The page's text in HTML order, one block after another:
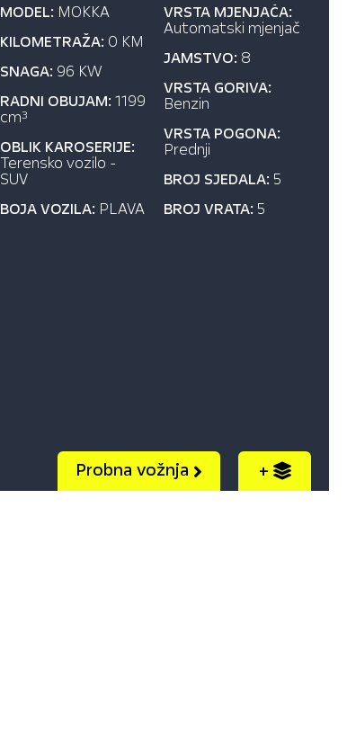
MODEL: MOKKA
KILOMETRAŽA: 0 KM
SNAGA: 96 KW
RADNI OBUJAM: 1199
cm3
OBLIK KAROSERIJE:
Terensko vozilo -
SUV
BOJA VOZILA: PLAVA
VRSTA MJENJAČA:
Automatski mjenjač
JAMSTVO: 8
VRSTA GORIVA:
Benzin
VRSTA POGONA:
Prednji
BROJ SJEDALA: 5
BROJ VRATA: 5
Probna vožnja +